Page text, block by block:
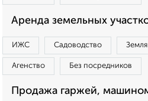
Аренда земельных
ИЖС Садоводство
Агенство Без посредников
Продажа гаржей,